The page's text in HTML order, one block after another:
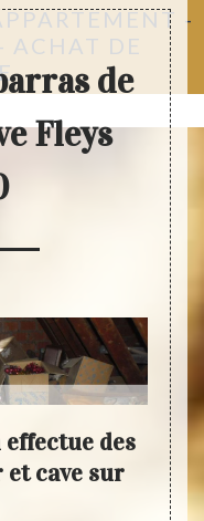
-
ACHAT DE
de
Fleys
des
cave sur